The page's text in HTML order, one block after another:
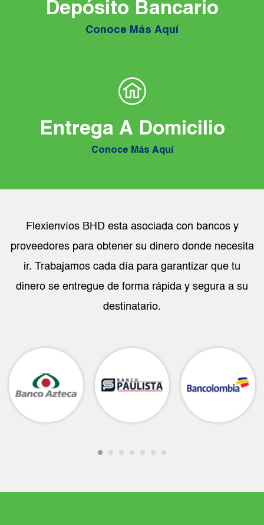
Depósito Bancario
Conoce Más Aquí
Entrega A Domicilio
Conoce Más Aquí
Flexienvíos BHD esta asociada con bancos y
proveedores para obtener su dinero donde necesita
ir. Trabajamos cada día para garantizar que tu
dinero se entregue de forma rápida y segura a su
destinatario.